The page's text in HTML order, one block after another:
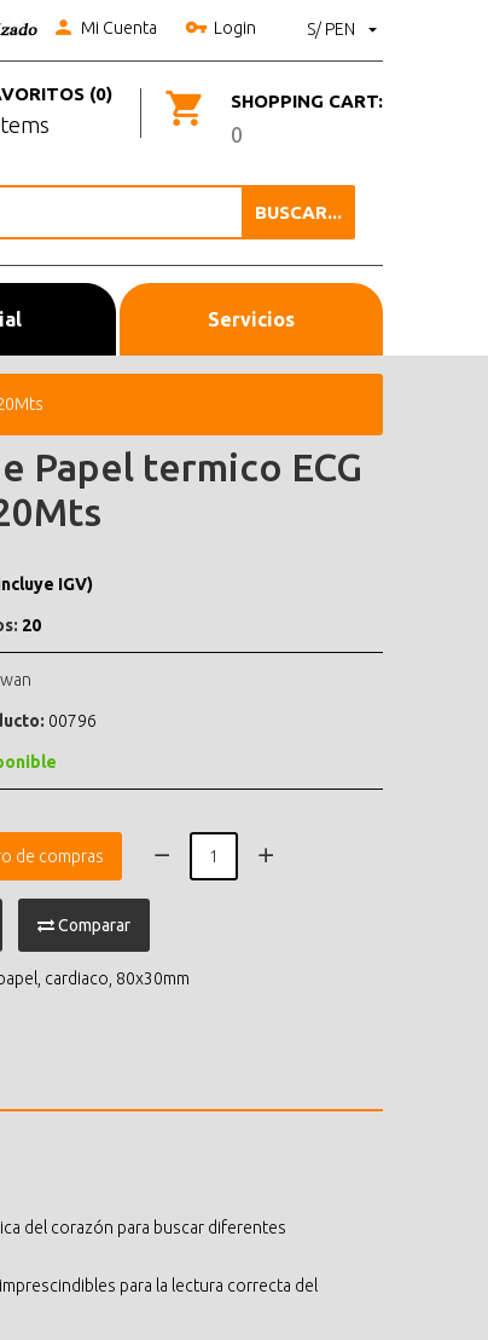
S/ PEN
Mi Cuenta Login
SHOPPING CART:
0
(0)
BUSCAR...
Servicios
Papel termico ECG
IGV)
20
00796
de compras
Comparar
cardiaco 80x30mm
del corazón para buscar diferentes
para la lectura correcta del